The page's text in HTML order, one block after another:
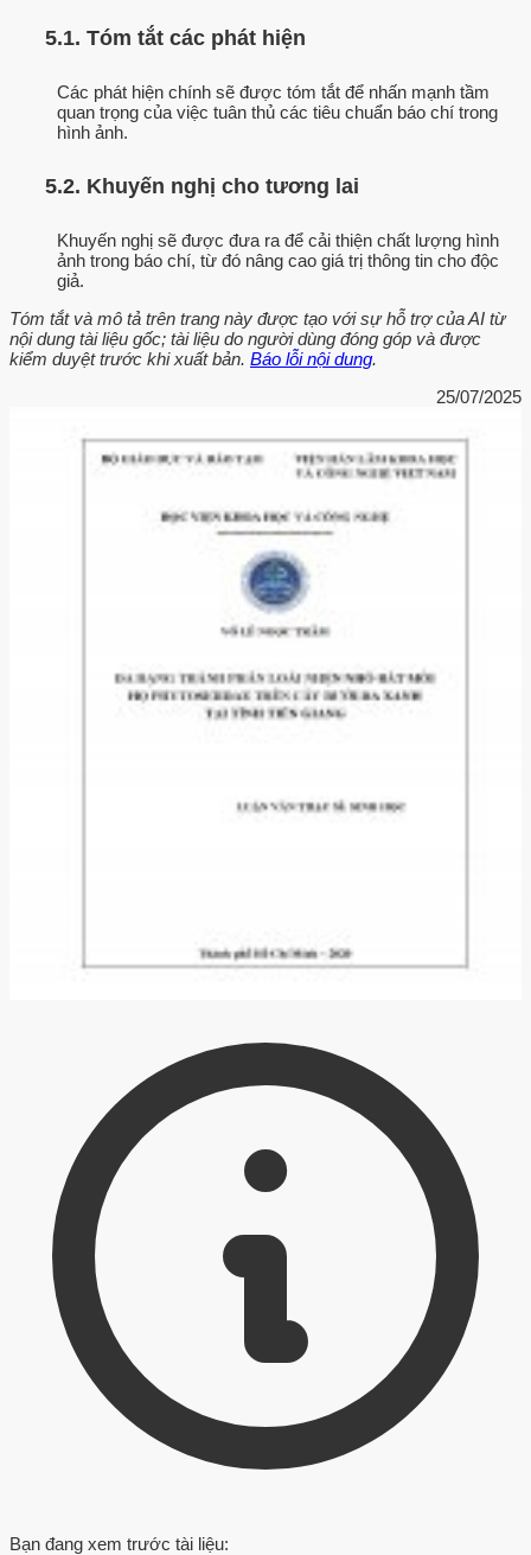
5.1. Tóm tắt các phát hiện
Các phát hiện chính sẽ được tóm tắt để nhấn mạnh tầm
quan trọng của việc tuân thủ các tiêu chuẩn báo chí trong
hình ảnh.
5.2. Khuyến nghị cho tương lai
Khuyến nghị sẽ được đưa ra để cải thiện chất lượng hình
ảnh trong báo chí, từ đó nâng cao giá trị thông tin cho độc
giả.
Tóm tắt và mô tả trên trang này được tạo với sự hỗ trợ của AI từ
nội dung tài liệu gốc; tài liệu do người dùng đóng góp và được
kiểm duyệt trước khi xuất bản. Báo lỗi nội dung.
25/07/2025
Bạn đang xem trước tài liệu: